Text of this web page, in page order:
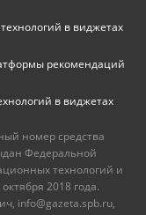
в виджетах
рекомендаций
в виджетах
номер средства
Федеральной
технологий и
2018 года.
info@gazeta.spb.ru,